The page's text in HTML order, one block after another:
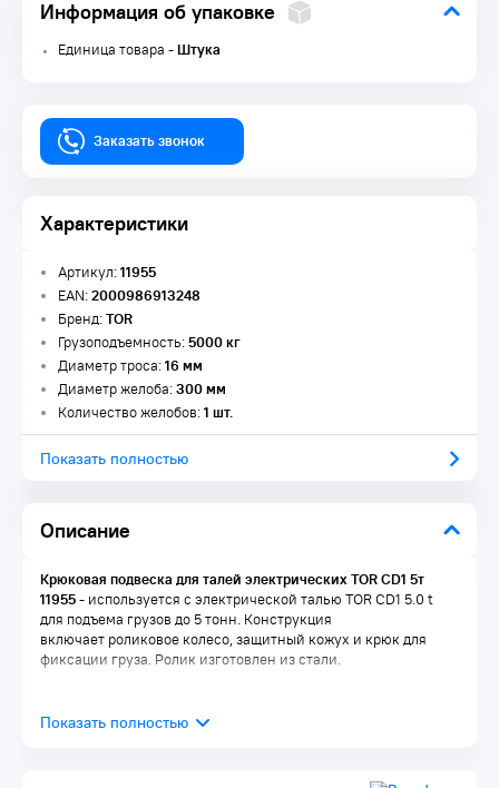
Информация об упаковке
Единица товара -Штука
Заказать звонок
Характеристики
Описание
Артикул:11955
EAN:2000986913248
Бренд:TOR
Грузоподъемность:5000 кг
Диаметр троса:16 мм
Диаметр желоба:300 мм
Количество желобов:1 шт.
Показать полностью
Крюковая подвеска для талей электрических TOR CD1 5т
11955- используется с электрической талью TOR CD1 5.0 t
для подъема грузов до 5 тонн. Конструкция
включает роликовое колесо, защитный кожух и крюк для
фиксации груза. Ролик изготовлен из стали.